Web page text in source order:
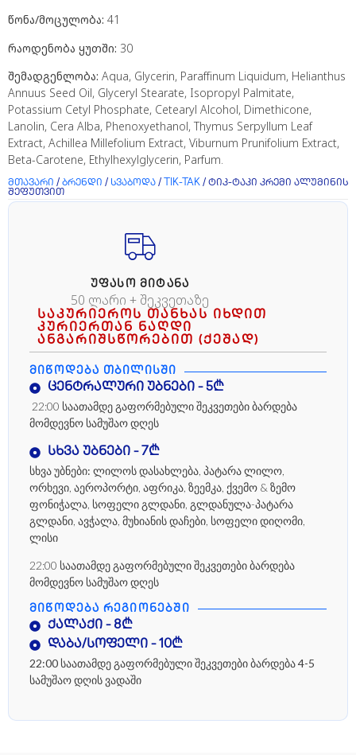
წონა/მოცულობა: 41
რაოდენობა ყუთში: 30
შემადგენლობა: Aqua, Glycerin, Paraffinum Liquidum, Helianthus
Annuus Seed Oil, Glyceryl Stearate, Isopropyl Palmitate,
Potassium Cetyl Phosphate, Cetearyl Alcohol, Dimethicone,
Lanolin, Cera Alba, Phenoxyethanol, Thymus Serpyllum Leaf
Extract, Achillea Millefolium Extract, Viburnum Prunifolium Extract,
Beta-Carotene, Ethylhexylglycerin, Parfum.
მთავარი / ბრენდი / სვაბოდა / TIK-TAK / ტიკ-ტაკი კრემი ალუმინის
შეფუთვით
ᲣᲤᲐᲡᲝ ᲛᲘᲢᲐᲜᲐ
50 ლარი + შეკვეთაზე
საკურიეროს თანხას იხდით
კურიერთან ნაღდი
ანგარიშსწორებით (ქეშად)
ᲛᲘᲬᲝᲓᲔᲑᲐ ᲗᲑᲘᲚᲘᲡᲨᲘ
ცენტრალური უბნები - 5₾
22:00 საათამდე გაფორმებული შეკვეთები ბარდება
მომდევნო სამუშაო დღეს
სხვა უბნები - 7₾
სხვა უბნები: ლილოს დასახლება, პატარა ლილო,
ორხევი, აეროპორტი, აფრიკა, ზეემკა, ქვემო & ზემო
ფონიჭალა, სოფელი გლდანი, გლდანულა-პატარა
გლდანი, ავჭალა, მუხიანის დაჩები, სოფელი დიღომი,
ლისი
22:00 საათამდე გაფორმებული შეკვეთები ბარდება
მომდევნო სამუშაო დღეს
ᲛᲘᲬᲝᲓᲔᲑᲐ ᲠᲔᲒᲘᲝᲜᲔᲑᲨᲘ
ქალაქი - 8₾
დაბა/სოფელი - 10₾
22:00 საათამდე გაფორმებული შეკვეთები ბარდება 4-5
სამუშაო დღის ვადაში